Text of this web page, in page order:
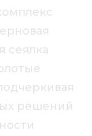
сеялка
решений